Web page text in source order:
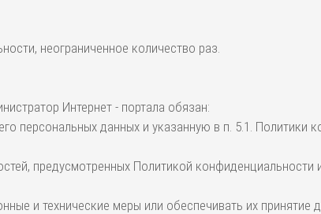
неограниченное количество раз.
Интернет - портала обязан:
данных и указанную в п. 5.1. Политики
предусмотренных Политикой
и технические меры или обеспечивать их